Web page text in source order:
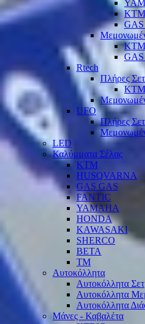
KTM
KTM
Rtech
Πλήρες Σετ
KTM
UFO
Πλήρες Σετ
LED
Καλύμματα Σέλας
KTM
HUSQVARNA
GAS GAS
FANTIC
YAMAHA
HONDA
KAWASAKI
SHERCO
BETA
TM
Αυτοκόλλητα
Αυτοκόλλητα Σετ
Αυτοκόλλητα
Αυτοκόλλητα
Μάνες - Καβαλέτα